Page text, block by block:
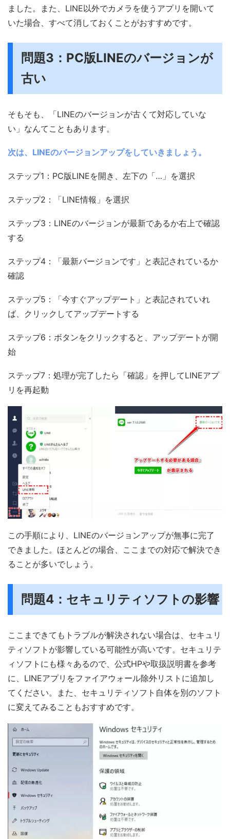
ました。また、LINE以外でカメラを使うアプリを開いて
いた場合、すべて消しておくことがおすすめです。
問題3：PC版LINEのバージョンが
古い
そもそも、「LINEのバージョンが古くて対応していな
い」なんてこともあります。
次は、LINEのバージョンアップをしていきましょう。
ステップ1：PC版LINEを開き、左下の「…」を選択
ステップ2：「LINE情報」を選択
ステップ3：LINEのバージョンが最新であるか右上で確認
する
ステップ4：「最新バージョンです」と表記されているか
確認
ステップ5：「今すぐアップデート」と表記されていれ
ば、クリックしてアップデートする
ステップ6：ボタンをクリックすると、アップデートが開
始
ステップ7：処理が完了したら「確認」を押してLINEアプ
リを再起動
この手順により、LINEのバージョンアップが無事に完了
できました。ほとんどの場合、ここまでの対応で解決でき
ることが多いでしょう。
問題4：セキュリティソフトの影響
ここまできてもトラブルが解決されない場合は、セキュリ
ティソフトが影響している可能性が高いです。セキュリテ
ィソフトにも様々あるので、公式HPや取扱説明書を参考
に、LINEアプリをファイアウォール除外リストに追加し
てください。また、セキュリティソフト自体を別のソフト
に変えてみることもおすすめです。